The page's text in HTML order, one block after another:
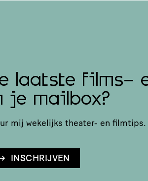
laatste films-
je mailbox?
mij wekelijks theater- en filmtips.
INSCHRIJVEN